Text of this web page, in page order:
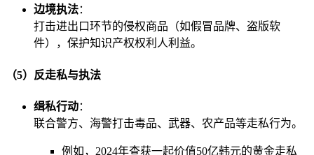
边境执法：
打击进出口环节的侵权商品（如假冒品牌、盗版软
件），保护知识产权权利人利益。
（5）反走私与执法
缉私行动：
联合警方、海警打击毒品、武器、农产品等走私行为。
例如，2024年查获一起价值50亿韩元的黄金走私